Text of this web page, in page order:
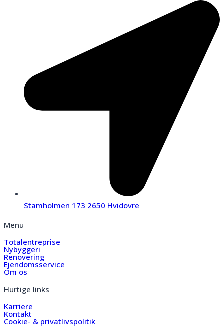
Stamholmen 173 2650 Hvidovre
Menu
Totalentreprise
Nybyggeri
Renovering
Ejendomsservice
Om os
Hurtige links
Karriere
Kontakt
Cookie- & privatlivspolitik